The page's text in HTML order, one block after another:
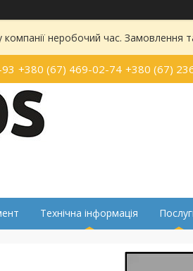
компанії неробочий час. Замовлення
+380 (67) 469-02-74 +380 (67)
Технічна інформація